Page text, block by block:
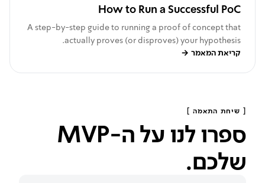
How to Run a Successful PoC
A step-by-step guide to running a proof of concept that
actually proves (or disproves) your hypothesis.
קריאת המאמר →
[ שיחת התאמה ]
ספרו לנו על ה-MVP
שלכם.